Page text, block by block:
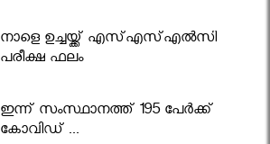
നാളെ ഉച്ചയ്ക്ക് എസ്എസ്എല്‍സി
പരീക്ഷ ഫലം
ഇന്ന് സംസ്ഥാനത്ത് 195 പേര്‍ക്ക്
കോവിഡ് ...